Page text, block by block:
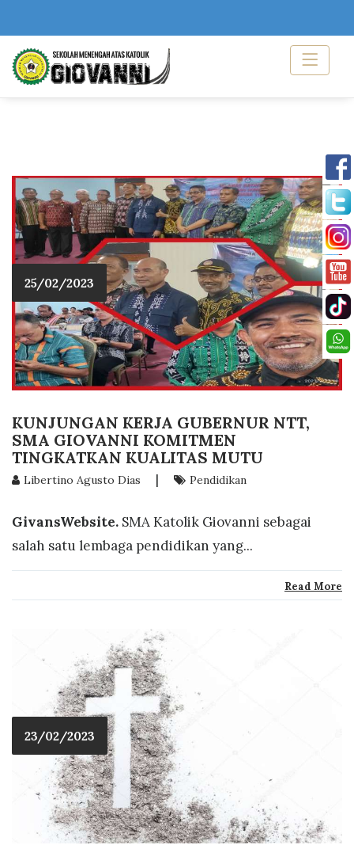
25/02/2023
KUNJUNGAN KERJA GUBERNUR NTT,
SMA GIOVANNI KOMITMEN
TINGKATKAN KUALITAS MUTU
Libertino Agusto Dias | Pendidikan
GivansWebsite. SMA Katolik Giovanni sebagai
salah satu lembaga pendidikan yang...
Read More
23/02/2023